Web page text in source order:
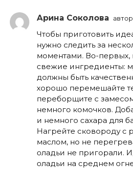
Арина Соколова автор
Чтобы приготовить
нужно следить за
моментами. Во-первых,
свежие ингредиенты:
должны быть
хорошо перемешайте
переборщите с
немного комочков.
и немного сахара для
Нагрейте сковороду с
маслом, но не
оладьи не пригорали.
оладьи на среднем